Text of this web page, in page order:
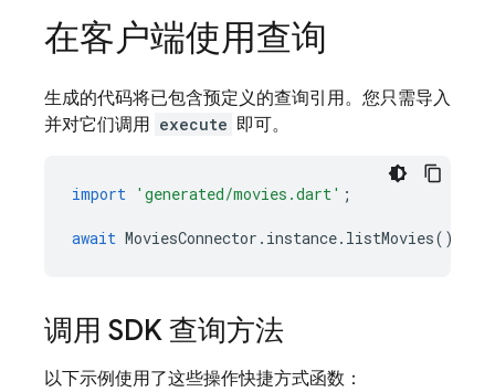
在客户端使用查询
生成的代码将已包含预定义的查询引用。您只需导入
并对它们调用 execute 即可。
import 'generated/movies.dart' ;
await MoviesConnector . instance. listMovies().
调用 SDK 查询方法
以下示例使用了这些操作快捷方式函数：